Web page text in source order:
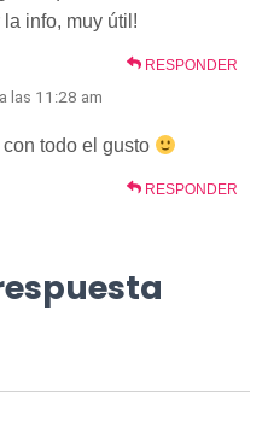
info, muy útil!
RESPONDER
las 11:28 am
todo el gusto
RESPONDER